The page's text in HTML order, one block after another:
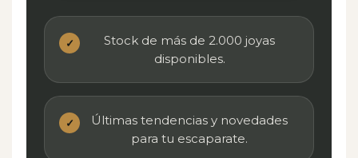
✓
Stock de más de 2.000 joyas
disponibles.
✓
Últimas tendencias y novedades
para tu escaparate.